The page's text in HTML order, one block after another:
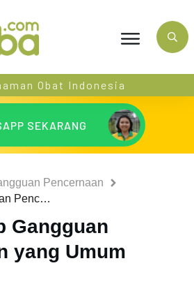
Obat Indonesia
SEKARANG
Pencernaan
4 Penyebab Gangguan Pencernaan yang Umum Terjadi
Gangguan
yang Umum